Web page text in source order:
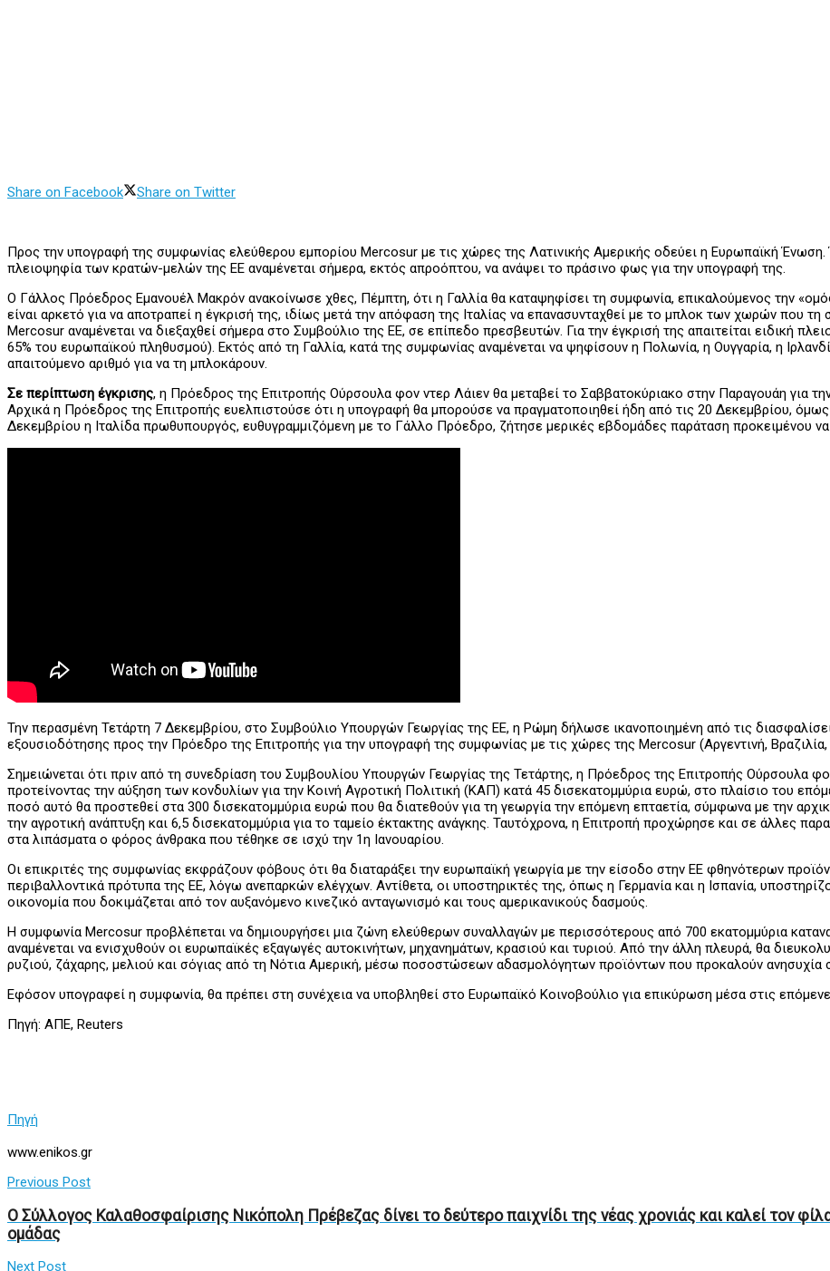
Share on Facebook Share on Twitter
Προς την υπογραφή της συμφωνίας ελεύθερου εμπορίου Mercosur με τις χώρες της Λατινικής Αμερικής οδεύει η Ευρωπαϊκή
πλειοψηφία των κρατών-μελών της ΕΕ αναμένεται σήμερα, εκτός απροόπτου, να ανάψει το πράσινο φως για την υπογραφή της.
Ο Γάλλος Πρόεδρος Εμανουέλ Μακρόν ανακοίνωσε χθες, Πέμπτη, ότι η Γαλλία θα καταψηφίσει τη συμφωνία, επικαλούμενος την
είναι αρκετό για να αποτραπεί η έγκρισή της, ιδίως μετά την απόφαση της Ιταλίας να επανασυνταχθεί με το μπλοκ των χωρών που
Mercosur αναμένεται να διεξαχθεί σήμερα στο Συμβούλιο της ΕΕ, σε επίπεδο πρεσβευτών. Για την έγκρισή της απαιτείται ειδική
65% του ευρωπαϊκού πληθυσμού). Εκτός από τη Γαλλία, κατά της συμφωνίας αναμένεται να ψηφίσουν η Πολωνία, η Ουγγαρία, η
απαιτούμενο αριθμό για να τη μπλοκάρουν.
Σε περίπτωση έγκρισης, η Πρόεδρος της Επιτροπής Ούρσουλα φον ντερ Λάιεν θα μεταβεί το Σαββατοκύριακο στην Παραγουάη για
Αρχικά η Πρόεδρος της Επιτροπής ευελπιστούσε ότι η υπογραφή θα μπορούσε να πραγματοποιηθεί ήδη από τις 20 Δεκεμβρίου,
Δεκεμβρίου η Ιταλίδα πρωθυπουργός, ευθυγραμμιζόμενη με το Γάλλο Πρόεδρο, ζήτησε μερικές εβδομάδες παράταση προκειμένου
Την περασμένη Τετάρτη 7 Δεκεμβρίου, στο Συμβούλιο Υπουργών Γεωργίας της ΕΕ, η Ρώμη δήλωσε ικανοποιημένη από τις
εξουσιοδότησης προς την Πρόεδρο της Επιτροπής για την υπογραφή της συμφωνίας με τις χώρες της Mercosur (Αργεντινή,
Σημειώνεται ότι πριν από τη συνεδρίαση του Συμβουλίου Υπουργών Γεωργίας της Τετάρτης, η Πρόεδρος της Επιτροπής Ούρσουλα
προτείνοντας την αύξηση των κονδυλίων για την Κοινή Αγροτική Πολιτική (ΚΑΠ) κατά 45 δισεκατομμύρια ευρώ, στο πλαίσιο του
ποσό αυτό θα προστεθεί στα 300 δισεκατομμύρια ευρώ που θα διατεθούν για τη γεωργία την επόμενη επταετία, σύμφωνα με την
την αγροτική ανάπτυξη και 6,5 δισεκατομμύρια για το ταμείο έκτακτης ανάγκης. Ταυτόχρονα, η Επιτροπή προχώρησε και σε άλλες
στα λιπάσματα ο φόρος άνθρακα που τέθηκε σε ισχύ την 1η Ιανουαρίου.
Οι επικριτές της συμφωνίας εκφράζουν φόβους ότι θα διαταράξει την ευρωπαϊκή γεωργία με την είσοδο στην ΕΕ φθηνότερων
περιβαλλοντικά πρότυπα της ΕΕ, λόγω ανεπαρκών ελέγχων. Αντίθετα, οι υποστηρικτές της, όπως η Γερμανία και η Ισπανία,
οικονομία που δοκιμάζεται από τον αυξανόμενο κινεζικό ανταγωνισμό και τους αμερικανικούς δασμούς.
Η συμφωνία Mercosur προβλέπεται να δημιουργήσει μια ζώνη ελεύθερων συναλλαγών με περισσότερους από 700 εκατομμύρια
αναμένεται να ενισχυθούν οι ευρωπαϊκές εξαγωγές αυτοκινήτων, μηχανημάτων, κρασιού και τυριού. Από την άλλη πλευρά, θα
ρυζιού, ζάχαρης, μελιού και σόγιας από τη Νότια Αμερική, μέσω ποσοστώσεων αδασμολόγητων προϊόντων που προκαλούν ανησυχία
Εφόσον υπογραφεί η συμφωνία, θα πρέπει στη συνέχεια να υποβληθεί στο Ευρωπαϊκό Κοινοβούλιο για επικύρωση μέσα στις
Πηγή: ΑΠΕ, Reuters
Πηγή
www.enikos.gr
Previous Post
Ο Σύλλογος Καλαθοσφαίρισης Νικόπολη Πρέβεζας δίνει το δεύτερο παιχνίδι της νέας χρονιάς και καλεί τον
ομάδας
Next Post